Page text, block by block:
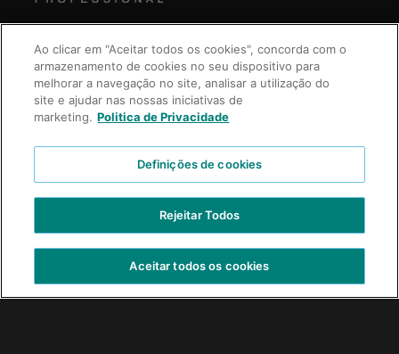
VIDEOS
CONTÁCTENOS
TRABAJE CON NOSOTROS
Ao clicar em "Aceitar todos os cookies", concorda com o
armazenamento de cookies no seu dispositivo para
melhorar a navegação no site, analisar a utilização do
site e ajudar nas nossas iniciativas de
marketing. Politica de Privacidade
Definições de cookies
Rejeitar Todos
Aceitar todos os cookies